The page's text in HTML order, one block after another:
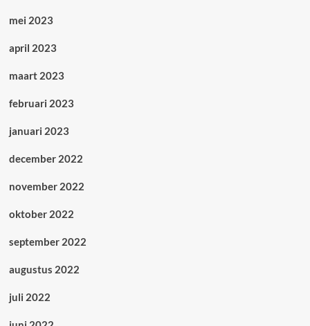
mei 2023
april 2023
maart 2023
februari 2023
januari 2023
december 2022
november 2022
oktober 2022
september 2022
augustus 2022
juli 2022